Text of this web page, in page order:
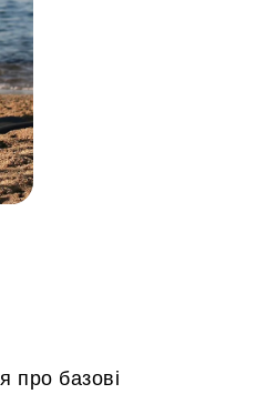
про базові